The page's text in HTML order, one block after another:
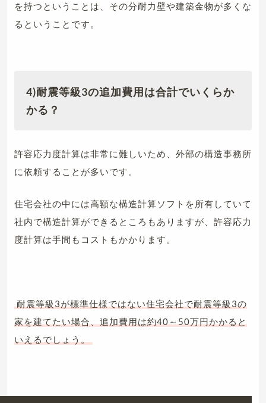
を持つということは、その分耐力壁や建築金物が多くな
るということです。
4)耐震等級3の追加費用は合計でいくらか
かる？
許容応力度計算は非常に難しいため、外部の構造事務所
に依頼することが多いです。
住宅会社の中には高額な構造計算ソフトを所有していて
社内で構造計算ができるところもありますが、許容応力
度計算は手間もコストもかかります。
耐震等級3が標準仕様ではない住宅会社で耐震等級3の
家を建てたい場合、追加費用は約40～50万円かかると
いえるでしょう。